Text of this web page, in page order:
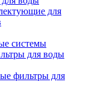
для
системы
для воды
фильтры для